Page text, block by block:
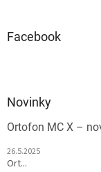
Facebook
Novinky
Ortofon MC X –
26.5.2025
Ort...